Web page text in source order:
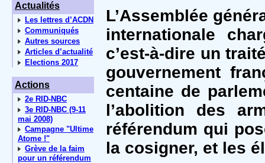
Actualités
Les lettres d’ACDN
Communiqués
Autres sources
Articles d’actualité
Elections 2017
Actions
2e RID-NBC
3e RID-NBC (9-11
mai 2008)
Campagne "Ultime
Atome !"
Grève de la faim
pour un référendum
L’Assemblée
internationale
c’est-à-dire un
gouvernement
centaine de
l’abolition des
référendum qui
la cosigner, et les